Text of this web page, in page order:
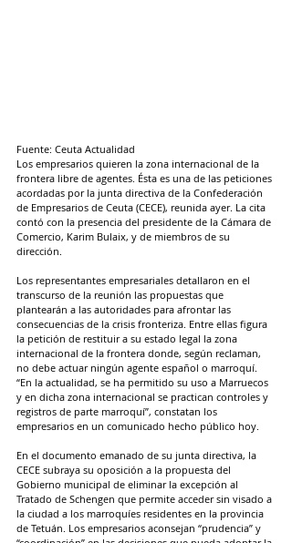
Fuente: Ceuta Actualidad
Los empresarios quieren la zona internacional de la
frontera libre de agentes. Ésta es una de las peticiones
acordadas por la junta directiva de la Confederación
de Empresarios de Ceuta (CECE), reunida ayer. La cita
contó con la presencia del presidente de la Cámara de
Comercio, Karim Bulaix, y de miembros de su
dirección.
Los representantes empresariales detallaron en el
transcurso de la reunión las propuestas que
plantearán a las autoridades para afrontar las
consecuencias de la crisis fronteriza. Entre ellas figura
la petición de restituir a su estado legal la zona
internacional de la frontera donde, según reclaman,
no debe actuar ningún agente español o marroquí.
“En la actualidad, se ha permitido su uso a Marruecos
y en dicha zona internacional se practican controles y
registros de parte marroquí”, constatan los
empresarios en un comunicado hecho público hoy.
En el documento emanado de su junta directiva, la
CECE subraya su oposición a la propuesta del
Gobierno municipal de eliminar la excepción al
Tratado de Schengen que permite acceder sin visado a
la ciudad a los marroquíes residentes en la provincia
de Tetuán. Los empresarios aconsejan “prudencia” y